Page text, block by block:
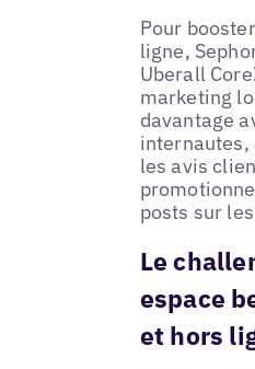
Pour
ligne,
Uberall
marketing
davantage
internautes,
les avis
posts sur
Le
espace
et hors